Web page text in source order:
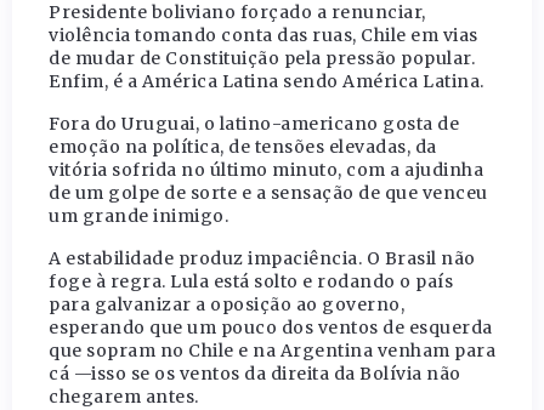
Presidente boliviano forçado a renunciar,
violência tomando conta das ruas, Chile em vias
de mudar de Constituição pela pressão popular.
Enfim, é a América Latina sendo América Latina.
Fora do Uruguai, o latino-americano gosta de
emoção na política, de tensões elevadas, da
vitória sofrida no último minuto, com a ajudinha
de um golpe de sorte e a sensação de que venceu
um grande inimigo.
A estabilidade produz impaciência. O Brasil não
foge à regra. Lula está solto e rodando o país
para galvanizar a oposição ao governo,
esperando que um pouco dos ventos de esquerda
que sopram no Chile e na Argentina venham para
cá —isso se os ventos da direita da Bolívia não
chegarem antes.